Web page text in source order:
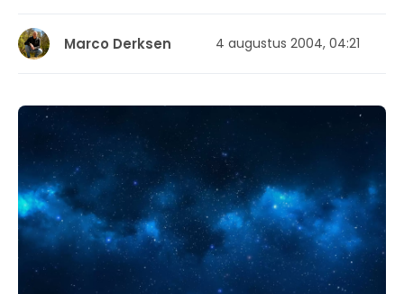
Marco Derksen 4 augustus 2004, 04:21